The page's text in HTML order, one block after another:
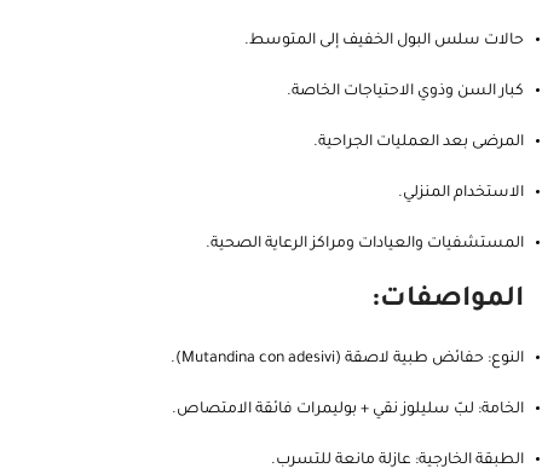
حالات سلس البول الخفيف إلى المتوسط.
كبار السن وذوي الاحتياجات الخاصة.
المرضى بعد العمليات الجراحية.
الاستخدام المنزلي.
المستشفيات والعيادات ومراكز الرعاية الصحية.
المواصفات:
النوع: حفائض طبية لاصقة (Mutandina con adesivi).
الخامة: لبّ سليلوز نقي + بوليمرات فائقة الامتصاص.
الطبقة الخارجية: عازلة مانعة للتسرب.